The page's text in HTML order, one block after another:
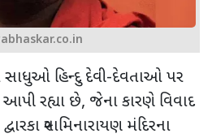
સાધુઓ હિન્દુ દેવી-દેવતાઓ પર
આપી રહ્યા છે, જેના કારણે વિવાદ
સ્વામિનારાયણ મંદિરના